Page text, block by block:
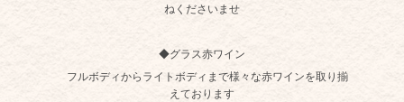
ねくださいませ
◆グラス赤ワイン
フルボディからライトボディまで様々な赤ワインを取り揃
えております